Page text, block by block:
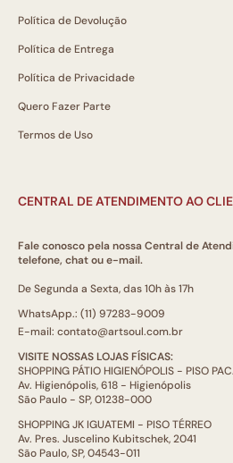
Política de Devolução
Política de Entrega
Política de Privacidade
Quero Fazer Parte
Termos de Uso
CENTRAL DE ATENDIMENTO AO
Fale conosco pela nossa Central de
telefone, chat ou e-mail.
De Segunda a Sexta, das 10h às 17h
WhatsApp.: (11) 97283-9009
E-mail: contato@artsoul.com.br
VISITE NOSSAS LOJAS FÍSICAS:
SHOPPING PÁTIO HIGIENÓPOLIS - PISO
Av. Higienópolis, 618 - Higienópolis
São Paulo - SP, 01238-000
SHOPPING JK IGUATEMI - PISO TÉRREO
Av. Pres. Juscelino Kubitschek, 2041
São Paulo, SP, 04543-011